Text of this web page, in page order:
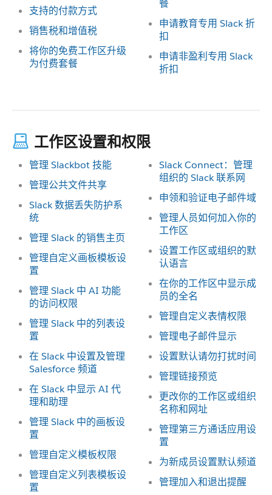
支持的付款方式
销售税和增值税
将你的免费工作区升级
为付费套餐
餐
申请教育专用 Slack 折
扣
申请非盈利专用 Slack
折扣
工作区设置和权限
管理 Slackbot 技能
管理公共文件共享
Slack 数据丢失防护系
统
管理 Slack 的销售主页
管理自定义画板模板设
置
管理 Slack 中 AI 功能
的访问权限
管理 Slack 中的列表设
置
在 Slack 中设置及管理
Salesforce 频道
在 Slack 中显示 AI 代
理和助理
管理 Slack 中的画板设
置
管理自定义模板权限
管理自定义列表模板设
置
Slack Connect：管理
组织的 Slack 联系网
申领和验证电子邮件域
管理人员如何加入你的
工作区
设置工作区或组织的默
认语言
在你的工作区中显示成
员的全名
管理自定义表情权限
管理电子邮件显示
设置默认请勿打扰时间
管理链接预览
更改你的工作区或组织
名称和网址
管理第三方通话应用设
置
为新成员设置默认频道
管理加入和退出提醒